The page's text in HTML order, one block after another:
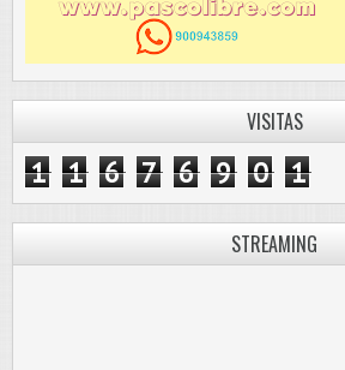
VISITAS
1 1 6 7 6 9 0 1
STREAMING